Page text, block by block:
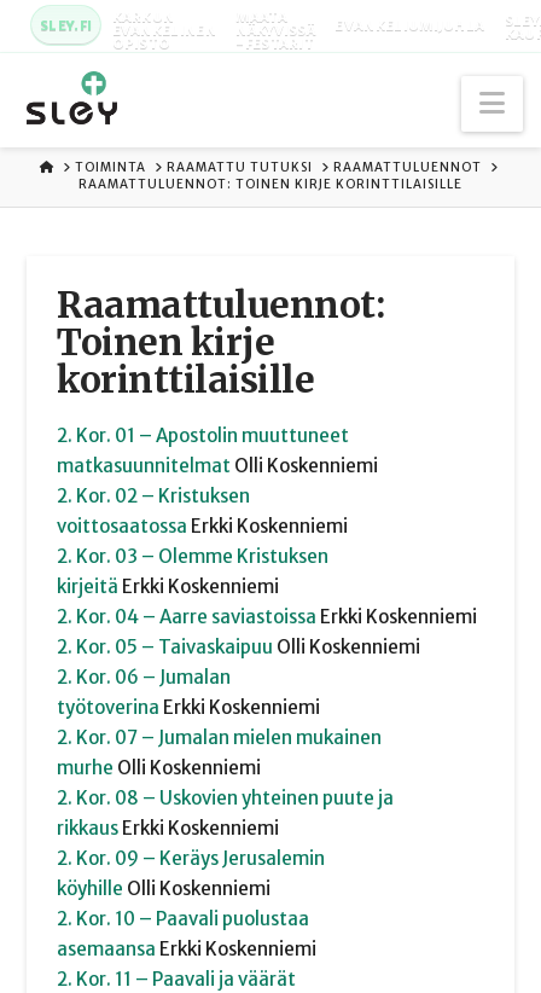
SLEY.FI KARKUN
EVANKELINEN
OPISTO
MAATA
NÄKYVISSÄ
-FESTARIT
EVANKELIUMIJUHLA
ETUSIVU
TOIMINTA RAAMATTU TUTUKSI
RAAMATTULUENNOT
RAAMATTULUENNOT: TOINEN KIRJE KORINTTILAISILLE
Raamattuluennot:
Toinen kirje
korinttilaisille
2. Kor. 01 – Apostolin muuttuneet
matkasuunnitelmat Olli Koskenniemi
2. Kor. 02 – Kristuksen
voittosaatossa Erkki Koskenniemi
2. Kor. 03 – Olemme Kristuksen
kirjeitä Erkki Koskenniemi
2. Kor. 04 – Aarre saviastoissa Erkki Koskenniemi
2. Kor. 05 – Taivaskaipuu Olli Koskenniemi
2. Kor. 06 – Jumalan
työtoverina Erkki Koskenniemi
2. Kor. 07 – Jumalan mielen mukainen
murhe Olli Koskenniemi
2. Kor. 08 – Uskovien yhteinen puute ja
rikkaus Erkki Koskenniemi
2. Kor. 09 – Keräys Jerusalemin
köyhille Olli Koskenniemi
2. Kor. 10 – Paavali puolustaa
asemaansa Erkki Koskenniemi
2. Kor. 11 – Paavali ja väärät